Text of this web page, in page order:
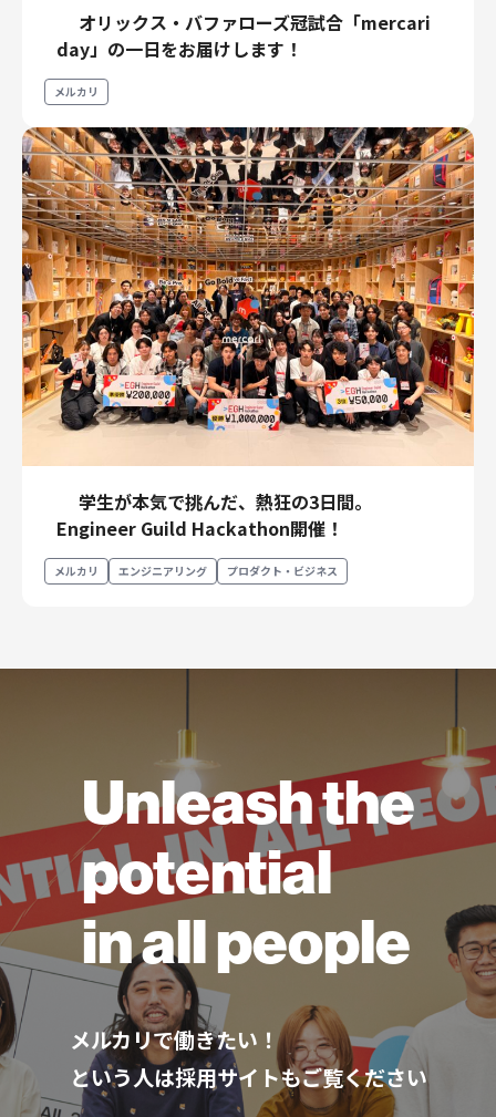
オリックス・バファローズ冠試合「mercari
day」の一日をお届けします！
メルカリ
学生が本気で挑んだ、熱狂の3日間。
Engineer Guild Hackathon開催！
メルカリ エンジニアリング プロダクト・ビジネス
Unleash the
potential
in all people
メルカリで働きたい！
という人は採用サイトもご覧ください